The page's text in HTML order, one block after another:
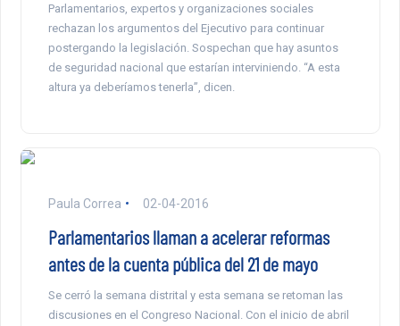
Parlamentarios, expertos y organizaciones sociales
rechazan los argumentos del Ejecutivo para continuar
postergando la legislación. Sospechan que hay asuntos
de seguridad nacional que estarían interviniendo. “A esta
altura ya deberíamos tenerla”, dicen.
Paula Correa 02-04-2016
Parlamentarios llaman a acelerar reformas
antes de la cuenta pública del 21 de mayo
Se cerró la semana distrital y esta semana se retoman las
discusiones en el Congreso Nacional. Con el inicio de abril